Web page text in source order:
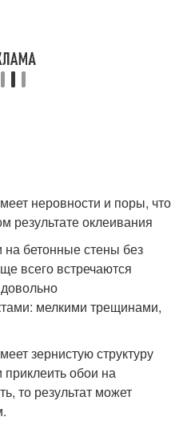
неровности и поры, что
результате оклеивания
бетонные стены без
всего встречаются
мелкими трещинами,
зернистую структуру
приклеить обои на
то результат может